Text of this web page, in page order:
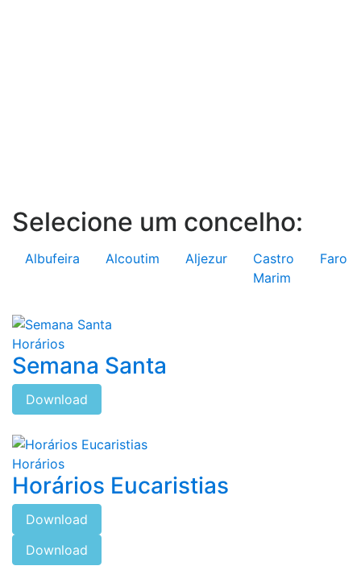
Selecione um concelho:
Albufeira Alcoutim Aljezur
Castro
Marim
Faro
Horários
Semana Santa
Download
Horários
Horários Eucaristias
Download
Download